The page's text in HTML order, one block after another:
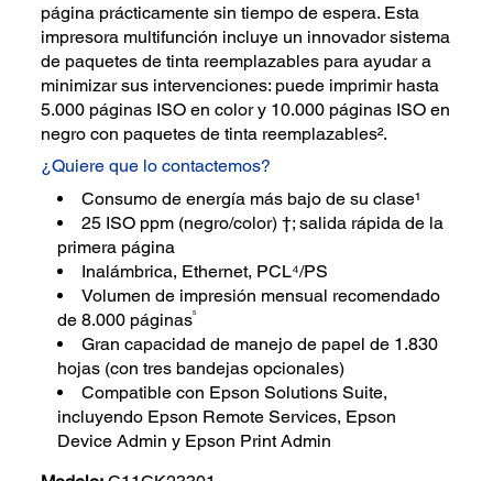
página prácticamente sin tiempo de espera. Esta
impresora multifunción incluye un innovador sistema
de paquetes de tinta reemplazables para ayudar a
minimizar sus intervenciones: puede imprimir hasta
5.000 páginas ISO en color y 10.000 páginas ISO en
negro con paquetes de tinta reemplazables².
¿Quiere que lo contactemos?
Consumo de energía más bajo de su clase¹
25 ISO ppm (negro/color) †; salida rápida de la
primera página
Inalámbrica, Ethernet, PCL⁴/PS
Volumen de impresión mensual recomendado
de 8.000 páginas5
Gran capacidad de manejo de papel de 1.830
hojas (con tres bandejas opcionales)
Compatible con Epson Solutions Suite,
incluyendo Epson Remote Services, Epson
Device Admin y Epson Print Admin